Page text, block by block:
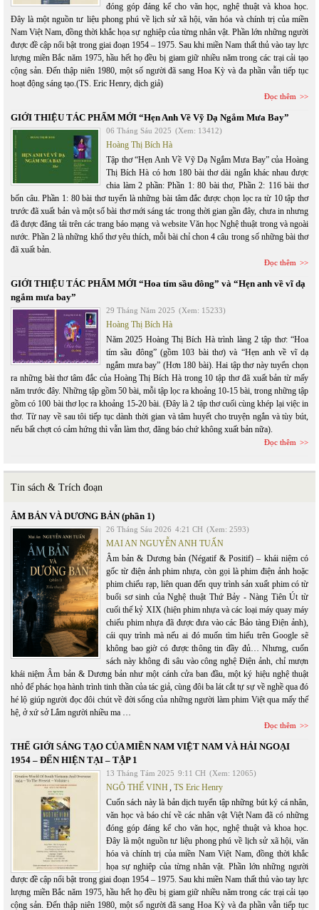
đóng góp đáng kể cho văn học, nghệ thuật và khoa học.
Đây là một nguồn tư liệu phong phú về lịch sử xã hội, văn hóa và chính trị của miền
Nam Việt Nam, đồng thời khắc họa sự nghiệp của từng nhân vật. Phần lớn những người
được đề cập nổi bật trong giai đoạn 1954 – 1975. Sau khi miền Nam thất thủ vào tay lực
lượng miền Bắc năm 1975, hầu hết họ đều bị giam giữ nhiều năm trong các trại cải tạo
cộng sản. Đến thập niên 1980, một số người đã sang Hoa Kỳ và đa phần vẫn tiếp tục
hoạt động sáng tạo.(TS. Eric Henry, dịch giả)
Đọc thêm
GIỚI THIỆU TÁC PHẨM MỚI “Hẹn Anh Về Vỹ Dạ Ngắm Mưa Bay”
06 Tháng Sáu 2025 (Xem: 13412)
Hoàng Thị Bích Hà
Tập thơ “Hẹn Anh Về Vỹ Dạ Ngắm Mưa Bay” của Hoàng
Thị Bích Hà có hơn 180 bài thơ dài ngắn khác nhau được
chia làm 2 phần: Phần 1: 80 bài thơ, Phần 2: 116 bài thơ
bốn câu. Phần 1: 80 bài thơ tuyển là những bài tâm đắc được chọn lọc ra từ 10 tập thơ
trước đã xuất bản và một số bài thơ mới sáng tác trong thời gian gần đây, chưa in nhưng
đã được đăng tải trên các trang báo mạng và website Văn học Nghệ thuật trong và ngoài
nước. Phần 2 là những khổ thơ yêu thích, mỗi bài chỉ chon 4 câu trong số những bài thơ
đã xuất bản.
Đọc thêm
GIỚI THIỆU TÁC PHẨM MỚI “Hoa tím sầu đông” và “Hẹn anh về vĩ dạ
ngắm mưa bay”
29 Tháng Năm 2025 (Xem: 15233)
Hoàng Thị Bích Hà
Năm 2025 Hoàng Thị Bích Hà trình làng 2 tập thơ: “Hoa
tím sầu đông” (gồm 103 bài thơ) và “Hẹn anh về vĩ dạ
ngắm mưa bay” (Hơn 180 bài). Hai tập thơ này tuyển chọn
ra những bài thơ tâm đắc của Hoàng Thị Bích Hà trong 10 tập thơ đã xuất bản từ mấy
năm trước đây. Những tập gồm 50 bài, mỗi tập lọc ra khoảng 10-15 bài, trong những tập
gồm có 100 bài thơ lọc ra khoảng 15-20 bài. (Đây là 2 tập thơ cuối cùng khép lại việc in
thơ. Từ nay về sau tôi tiếp tục dành thời gian và tâm huyết cho truyện ngắn và tùy bút,
nếu bất chợt có cảm hứng thì vẫn làm thơ, đăng báo chứ không xuất bản nữa).
Đọc thêm
Tin sách & Trích đoạn
ÂM BẢN VÀ DƯƠNG BẢN (phần 1)
26 Tháng Sáu 2026 4:21 CH (Xem: 2593)
MAI AN NGUYỄN ANH TUẤN
Âm bản & Dương bản (Négatif & Positif) – khái niệm có
gốc từ điện ảnh phim nhựa, còn gọi là phim điện ảnh hoặc
phim chiếu rạp, liên quan đến quy trình sản xuất phim có từ
buổi sơ sinh của Nghệ thuật Thứ Bảy - Nàng Tiên Út từ
cuối thế kỷ XIX (hiện phim nhựa và các loại máy quay máy
chiếu phim nhựa đã được đưa vào các Bảo tàng Điện ảnh),
cái quy trình mà nếu ai đó muốn tìm hiểu trên Google sẽ
không bao giờ có được thông tin đầy đủ… Nhưng, cuốn
sách này không đi sâu vào công nghệ Điện ảnh, chỉ mượn
khái niệm Âm bản & Dương bản như một cánh cửa ban đầu, một ký hiệu nghệ thuật
nhỏ để phác họa hành trình tinh thần của tác giả, cùng đôi ba lát cắt tự sự về nghề qua đó
hé lộ giúp người đọc đôi chút về đời sống của những người làm phim Việt qua mấy thế
hệ, ở xứ sở Lắm người nhiều ma …
Đọc thêm
THẾ GIỚI SÁNG TẠO CỦA MIỀN NAM VIỆT NAM VÀ HẢI NGOẠI
1954 – ĐẾN HIỆN TẠI – TẬP 1
13 Tháng Tám 2025 9:11 CH (Xem: 12065)
NGÔ THẾ VINH, TS Eric Henry
Cuốn sách này là bản dịch tuyển tập những bút ký cá nhân,
văn học và báo chí về các nhân vật Việt Nam đã có những
đóng góp đáng kể cho văn học, nghệ thuật và khoa học.
Đây là một nguồn tư liệu phong phú về lịch sử xã hội, văn
hóa và chính trị của miền Nam Việt Nam, đồng thời khắc
họa sự nghiệp của từng nhân vật. Phần lớn những người
được đề cập nổi bật trong giai đoạn 1954 – 1975. Sau khi miền Nam thất thủ vào tay lực
lượng miền Bắc năm 1975, hầu hết họ đều bị giam giữ nhiều năm trong các trại cải tạo
cộng sản. Đến thập niên 1980, một số người đã sang Hoa Kỳ và đa phần vẫn tiếp tục